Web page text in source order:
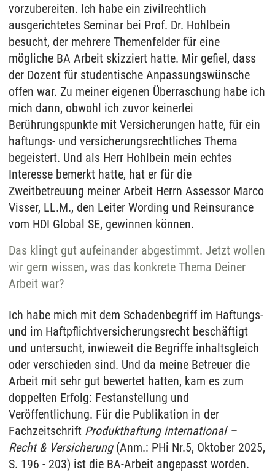
vorzubereiten. Ich habe ein zivilrechtlich
ausgerichtetes Seminar bei Prof. Dr. Hohlbein
besucht, der mehrere Themenfelder für eine
mögliche BA Arbeit skizziert hatte. Mir gefiel, dass
der Dozent für studentische Anpassungswünsche
offen war. Zu meiner eigenen Überraschung habe ich
mich dann, obwohl ich zuvor keinerlei
Berührungspunkte mit Versicherungen hatte, für ein
haftungs- und versicherungsrechtliches Thema
begeistert. Und als Herr Hohlbein mein echtes
Interesse bemerkt hatte, hat er für die
Zweitbetreuung meiner Arbeit Herrn Assessor Marco
Visser, LL.M., den Leiter Wording und Reinsurance
vom HDI Global SE, gewinnen können.
Das klingt gut aufeinander abgestimmt. Jetzt wollen
wir gern wissen, was das konkrete Thema Deiner
Arbeit war?
Ich habe mich mit dem Schadenbegriff im Haftungs-
und im Haftpflichtversicherungsrecht beschäftigt
und untersucht, inwieweit die Begriffe inhaltsgleich
oder verschieden sind. Und da meine Betreuer die
Arbeit mit sehr gut bewertet hatten, kam es zum
doppelten Erfolg: Festanstellung und
Veröffentlichung. Für die Publikation in der
Fachzeitschrift Produkthaftung international –
Recht & Versicherung(Anm.: PHi Nr.5, Oktober 2025,
S. 196 - 203) ist die BA-Arbeit angepasst worden.